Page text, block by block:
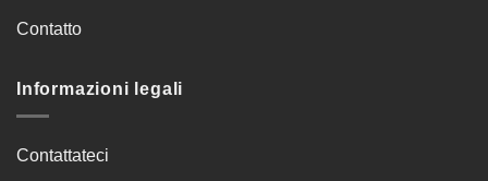
Contatto
Informazioni legali
Contattateci